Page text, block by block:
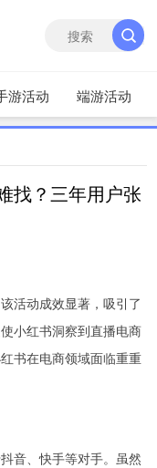
游活动 端游活动
找？三年用户张
活动成效显著，吸引了
小红书洞察到直播电商
书在电商领域面临重重
音、快手等对手。虽然